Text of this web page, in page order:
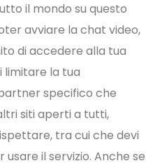
il mondo su questo
avviare la chat video,
di accedere alla tua
limitare la tua
specifico che
siti aperti a tutti,
tra cui che devi
il servizio. Anche se